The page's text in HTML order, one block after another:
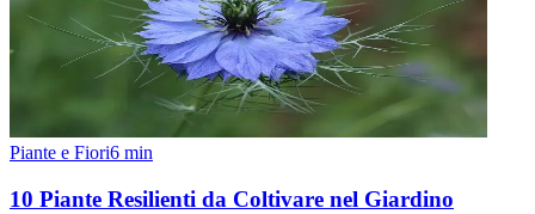
Piante e Fiori6 min
10 Piante Resilienti da Coltivare nel Giardino